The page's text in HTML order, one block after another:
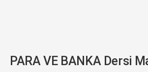
PARA VE BANKA Dersi